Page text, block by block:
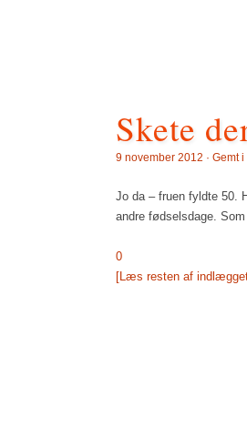
Skete
9 november 2012 · Gemt i
Jo da – fruen fyldte 50.
andre fødselsdage.
0
[Læs resten af